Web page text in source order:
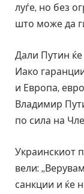
луѓе, но без
што може да
Дали Путин ќе
Иако
и Европа,
Владимир
по сила на
Украинскиот
вели:
санкции и ќе